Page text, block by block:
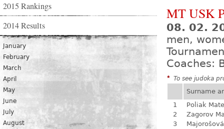
2015 Rankings
2014 Results
January
February
March
April
May
June
July
August
MT USK
08. 02.
men,
Coaches:
* To see judoka
Surname
1
Poliak
2
Zagorov
3